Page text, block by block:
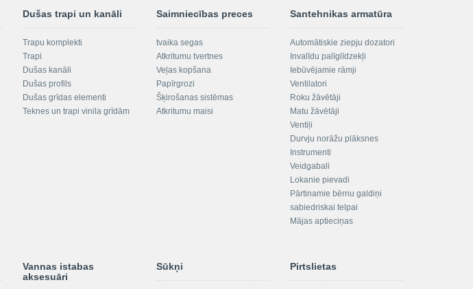
Dušas trapi un kanāli
Trapu komplekti
Trapi
Dušas kanāli
Dušas profils
Dušas grīdas elementi
Teknes un trapi vinila grīdām
Saimniecības preces
tvaika segas
Atkritumu tvertnes
Veļas kopšana
Papīrgrozi
Šķirošanas sistēmas
Atkritumu maisi
Santehnikas armatūra
Automātiskie ziepju dozatori
Invalīdu palīglīdzekļi
Iebūvējamie rāmji
Ventilatori
Roku žāvētāji
Matu žāvētāji
Ventiļi
Durvju norāžu plāksnes
Instrumenti
Veidgabali
Lokanie pievadi
Pārtinamie bērnu galdiņi
sabiedriskai telpai
Mājas aptieciņas
Vannas istabas
aksesuāri
Sūkņi Pirtslietas